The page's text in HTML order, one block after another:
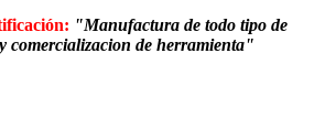
"Manufactura de todo tipo de
comercializacion de herramienta"